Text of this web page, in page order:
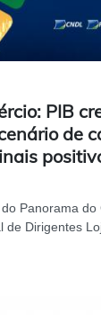
PIB
de
Panorama
de Dirigentes